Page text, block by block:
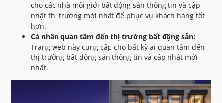
cho các nhà môi giới bất động sản thông tin và cập
nhật thị trường mới nhất để phục vụ khách hàng tốt
hơn.
Cá nhân quan tâm đến thị trường bất động sản:
Trang web này cung cấp cho bất kỳ ai quan tâm đến
thị trường bất động sản thông tin và cập nhật mới
nhất.